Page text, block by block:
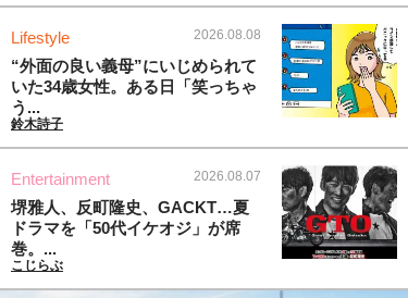
Lifestyle 2026.08.08
“外面の良い義母”にいじめられて
いた34歳女性。ある日「笑っちゃ
う...
鈴木詩子
Entertainment 2026.08.07
堺雅人、反町隆史、GACKT…夏
ドラマを「50代イケオジ」が席
巻。...
こじらぶ